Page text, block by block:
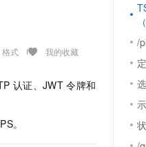
格式 我的收藏
认证、JWT 令牌和
。
/
语
全托管，含MySQL、PostgreSQL、SQL Server、MariaDB多引擎
编程平台
数字证书
实现全站
短信服务
大数据开
V4-Pro
QwenPaw
从聊天伙伴进化为能主动干活的本地数字员工
门户网站
输入一句
一键部署
一键购买
漫剧工坊
10 分钟
，一键激活电商全链路生产力
，高效打造优质广告素材
先锋实践
飞天发布
所见，即
AI 实训营
创新加
公司注册
上云迁移
代维服务
Cloud ISV 合作
伙伴信
更多支持
合作伙
查询合作
登录合作
电子书
镜像站
我要反
社会招聘
校园招聘